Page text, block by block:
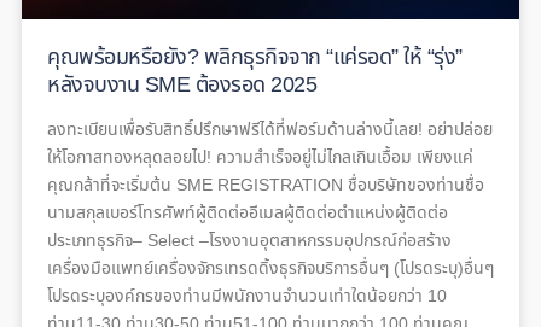
คุณพร้อมหรือยัง? พลิกธุรกิจจาก “แค่รอด” ให้ “รุ่ง”
หลังจบงาน SME ต้องรอด 2025
ลงทะเบียนเพื่อรับสิทธิ์ปรึกษาฟรีได้ที่ฟอร์มด้านล่างนี้เลย! อย่าปล่อย
ให้โอกาสทองหลุดลอยไป! ความสำเร็จอยู่ไม่ไกลเกินเอื้อม เพียงแค่
คุณกล้าที่จะเริ่มต้น SME REGISTRATION ชื่อบริษัทของท่านชื่อ
นามสกุลเบอร์โทรศัพท์ผู้ติดต่ออีเมลผู้ติดต่อตำแหน่งผู้ติดต่อ
ประเภทธุรกิจ– Select –โรงงานอุตสาหกรรมอุปกรณ์ก่อสร้าง
เครื่องมือแพทย์เครื่องจักรเทรดดิ้งธุรกิจบริการอื่นๆ (โปรดระบุ)อื่นๆ
โปรดระบุองค์กรของท่านมีพนักงานจำนวนเท่าใดน้อยกว่า 10